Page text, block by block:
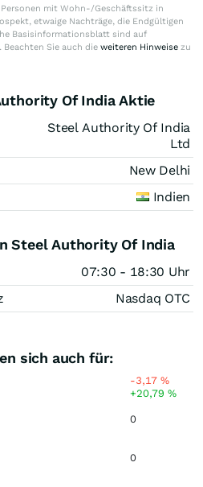
mit Wohn-/Geschäftssitz in
etwaige Nachträge, die Endgültigen
Basisinformationsblatt sind auf
Sie auch die weiteren Hinweise zu
Of India Aktie
Steel Authority Of India
Ltd
New Delhi
Indien
Steel Authority Of India
07:30 - 18:30 Uhr
Nasdaq OTC
sich auch für:
-3,17%
+20,79%
0
0